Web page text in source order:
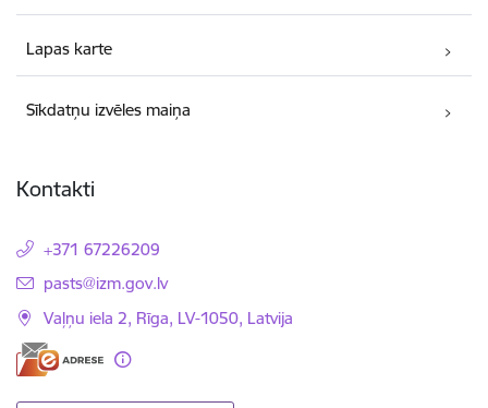
Lapas karte
Sīkdatņu izvēles maiņa
Kontakti
+371 67226209
E-pasts:
pasts@izm.gov.lv
Vaļņu iela 2, Rīga, LV-1050, Latvija